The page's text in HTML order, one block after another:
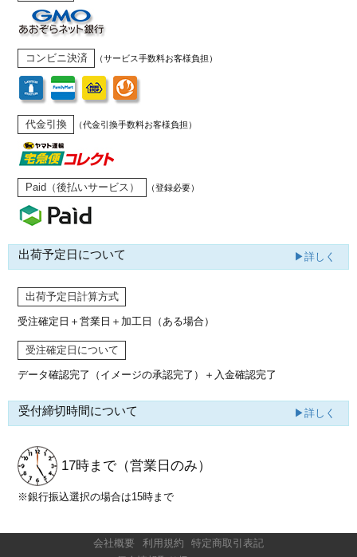
コンビニ決済 （サービス手数料お客様負担）
代金引換 （代金引換手数料お客様負担）
Paid（後払いサービス） （登録必要）
出荷予定日について ▶詳しく
出荷予定日計算方式
受注確定日＋営業日＋加工日（ある場合）
受注確定日について
データ確認完了（イメージの承認完了） ＋入金確認完了
受付締切時間について ▶詳しく
17時まで （営業日のみ）
※銀行振込選択の場合は15時まで
会社概要 利用規約
特定商取引表記